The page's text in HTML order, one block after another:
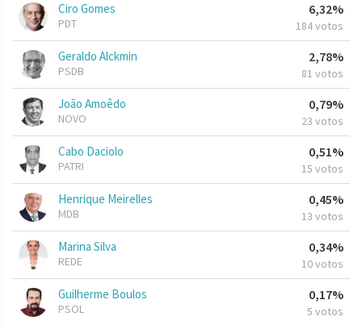
Ciro Gomes
PDT
6,32%
184 votos
Geraldo Alckmin
PSDB
2,78%
81 votos
João Amoêdo
NOVO
0,79%
23 votos
Cabo Daciolo
PATRI
0,51%
15 votos
Henrique Meirelles
MDB
0,45%
13 votos
Marina Silva
REDE
0,34%
10 votos
Guilherme Boulos
PSOL
0,17%
5 votos